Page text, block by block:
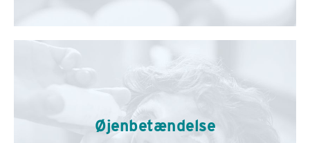
Øjenbetændelse